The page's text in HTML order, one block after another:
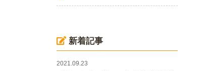
新着記事
2021.09.23